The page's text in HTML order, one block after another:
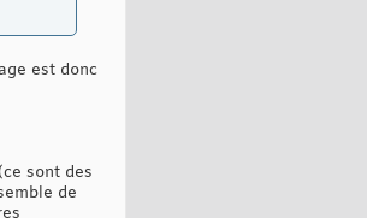
est donc
sont des
de